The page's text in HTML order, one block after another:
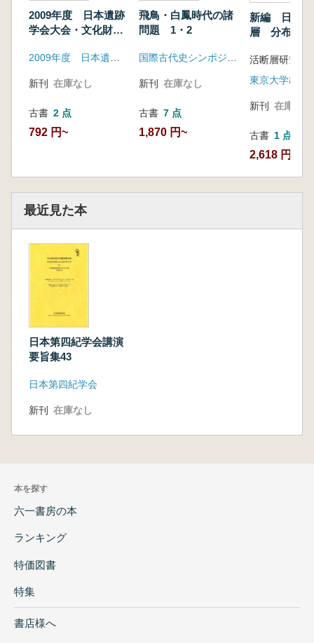
2009年度 日本遺跡
学会大会・文化財石
修会発表資料集
新刊 在庫なし
古書 2 点
792 円~
飛鳥・白鳳時代の諸
問題 1・2
新刊 在庫なし
古書 7 点
1,870 円~
新編 日本の
層 分布図と
活断層研究会
東京大学出版
新刊 在庫なし
古書 1 点
2,618 円
最近見た本
日本第四紀学会講演
要旨集43
日本第四紀学会
新刊 在庫なし
本を探す
六一書房の本
ランキング
特価図書
特集
書店様へ